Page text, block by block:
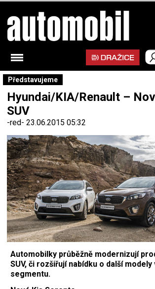
Představujeme
Hyundai/KIA/Renault –
SUV
-red- 23.06.2015 05:32
Automobilky průběžně modernizují
SUV, či rozšiřují nabídku o další
segmentu.